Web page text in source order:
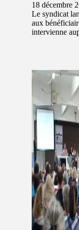
18 décembre
Le syndicat
aux
intervienne